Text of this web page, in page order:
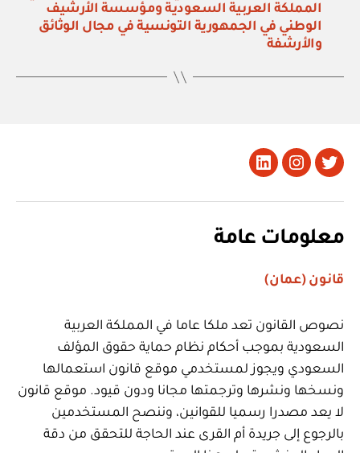
المملكة العربية السعودية ومؤسسة الأرشيف
الوطني في الجمهورية التونسية في مجال الوثائق
والأرشفة
تويتر Instagram
LinkedIn
معلومات عامة
قانون (عمان)
نصوص القانون تعد ملكا عاما في المملكة العربية
السعودية بموجب أحكام نظام حماية حقوق المؤلف
السعودي ويجوز لمستخدمي موقع قانون استعمالها
ونسخها ونشرها وترجمتها مجانا ودون قيود. موقع قانون
لا يعد مصدرا رسميا للقوانين، وننصح المستخدمين
بالرجوع إلى جريدة أم القرى عند الحاجة للتحقق من دقة